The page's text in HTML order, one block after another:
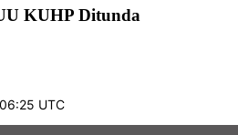
KUHP Ditunda
UTC